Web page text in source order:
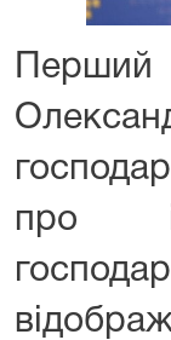
Перший
про